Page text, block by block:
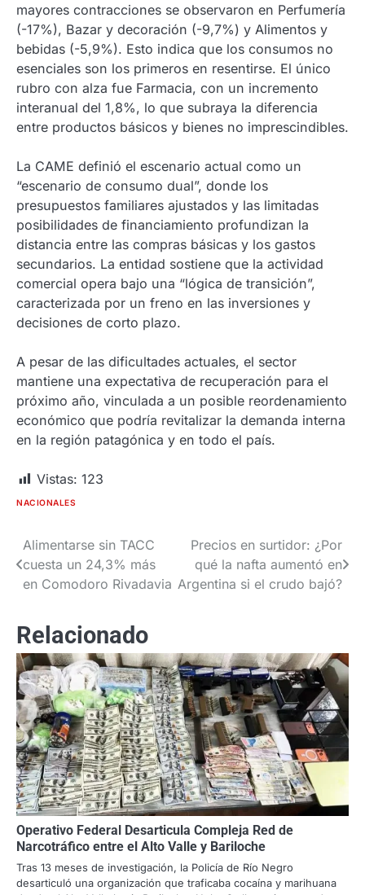
mayores contracciones se observaron en Perfumería
(-17%), Bazar y decoración (-9,7%) y Alimentos y
bebidas (-5,9%). Esto indica que los consumos no
esenciales son los primeros en resentirse. El único
rubro con alza fue Farmacia, con un incremento
interanual del 1,8%, lo que subraya la diferencia
entre productos básicos y bienes no imprescindibles.
La CAME definió el escenario actual como un
“escenario de consumo dual”, donde los
presupuestos familiares ajustados y las limitadas
posibilidades de financiamiento profundizan la
distancia entre las compras básicas y los gastos
secundarios. La entidad sostiene que la actividad
comercial opera bajo una “lógica de transición”,
caracterizada por un freno en las inversiones y
decisiones de corto plazo.
A pesar de las dificultades actuales, el sector
mantiene una expectativa de recuperación para el
próximo año, vinculada a un posible reordenamiento
económico que podría revitalizar la demanda interna
en la región patagónica y en todo el país.
Vistas: 123
NACIONALES
Navegación
de
Alimentarse sin TACC
cuesta un 24,3% más
en Comodoro Rivadavia
Precios en surtidor: ¿Por
qué la nafta aumentó en
Argentina si el crudo bajó?
Relacionado
Operativo Federal Desarticula Compleja Red de
Narcotráfico entre el Alto Valle y Bariloche
Tras 13 meses de investigación, la Policía de Río Negro
desarticuló una organización que traficaba cocaína y marihuana